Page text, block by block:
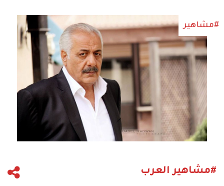
#مشاهير
#مشاهير العرب